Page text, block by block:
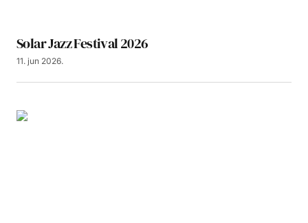
Solar Jazz Festival 2026
11. jun 2026.